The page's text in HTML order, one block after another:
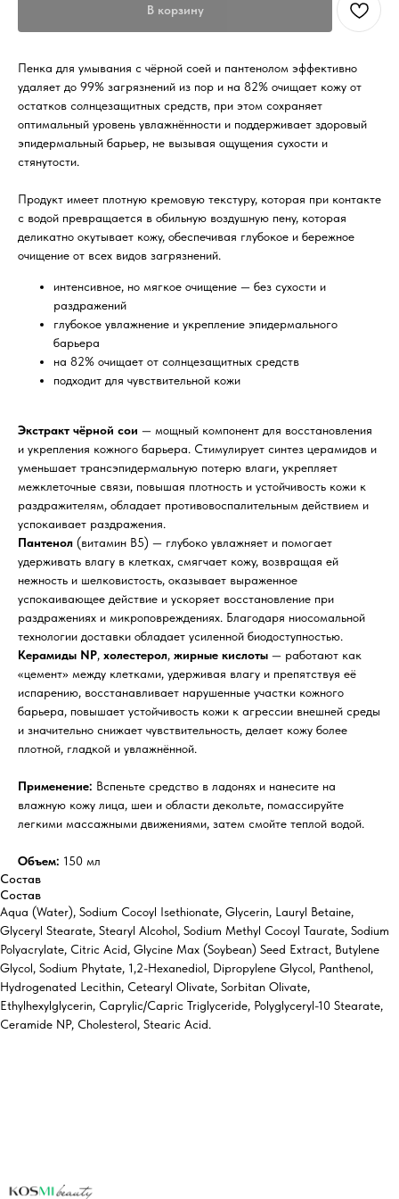
В корзину
Пенка для умывания с чёрной соей и пантенолом эффективно
удаляет до 99% загрязнений из пор и на 82% очищает кожу от
остатков солнцезащитных средств, при этом сохраняет
оптимальный уровень увлажнённости и поддерживает здоровый
эпидермальный барьер, не вызывая ощущения сухости и
стянутости.
Продукт имеет плотную кремовую текстуру, которая при контакте
с водой превращается в обильную воздушную пену, которая
деликатно окутывает кожу, обеспечивая глубокое и бережное
очищение от всех видов загрязнений.
интенсивное, но мягкое очищение — без сухости и
раздражений
глубокое увлажнение и укрепление эпидермального
барьера
на 82% очищает от солнцезащитных средств
подходит для чувствительной кожи
Экстракт чёрной сои — мощный компонент для восстановления
и укрепления кожного барьера. Стимулирует синтез церамидов и
уменьшает трансэпидермальную потерю влаги, укрепляет
межклеточные связи, повышая плотность и устойчивость кожи к
раздражителям, обладает противовоспалительным действием и
успокаивает раздражения.
Пантенол (витамин B5) — глубоко увлажняет и помогает
удерживать влагу в клетках, смягчает кожу, возвращая ей
нежность и шелковистость, оказывает выраженное
успокаивающее действие и ускоряет восстановление при
раздражениях и микроповреждениях. Благодаря ниосомальной
технологии доставки обладает усиленной биодоступностью.
Керамиды NP, холестерол, жирные кислоты — работают как
«цемент» между клетками, удерживая влагу и препятствуя её
испарению, восстанавливает нарушенные участки кожного
барьера, повышает устойчивость кожи к агрессии внешней среды
и значительно снижает чувствительность, делает кожу более
плотной, гладкой и увлажнённой.
Применение: Вспеньте средство в ладонях и нанесите на
влажную кожу лица, шеи и области декольте, помассируйте
легкими массажными движениями, затем смойте теплой водой.
Объем: 150 мл
Состав
Состав
Aqua (Water), Sodium Cocoyl Isethionate, Glycerin, Lauryl Betaine,
Glyceryl Stearate, Stearyl Alcohol, Sodium Methyl Cocoyl Taurate, Sodium
Polyacrylate, Citric Acid, Glycine Max (Soybean) Seed Extract, Butylene
Glycol, Sodium Phytate, 1,2-Hexanediol, Dipropylene Glycol, Panthenol,
Hydrogenated Lecithin, Cetearyl Olivate, Sorbitan Olivate,
Ethylhexylglycerin, Caprylic/Capric Triglyceride, Polyglyceryl-10 Stearate,
Ceramide NP, Cholesterol, Stearic Acid.